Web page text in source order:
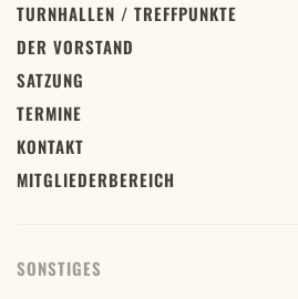
TURNHALLEN / TREFFPUNKTE
DER VORSTAND
SATZUNG
TERMINE
KONTAKT
MITGLIEDERBEREICH
SONSTIGES